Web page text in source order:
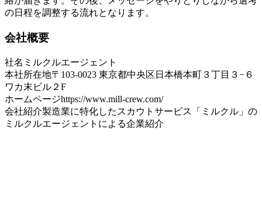
の日程を調整する流れとなります。
会社概要
社名 ミルクルエージェント
本社所在地〒103-0023 東京都中央区日本橋本町３丁目３−６
ワカ末ビル２F
ホームページhttps://www.mill-crew.com/
会社紹介製造業に特化したスカウトサービス「ミルクル」の
ミルクルエージェントによる企業紹介